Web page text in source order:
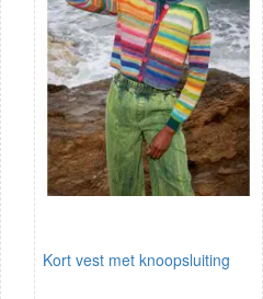
Kort vest met knoopsluiting